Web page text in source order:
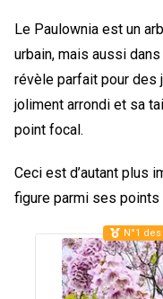
Le Paulownia est un
urbain, mais aussi
révèle parfait pour des
joliment arrondi et sa
point focal.
Ceci est d’autant plus
figure parmi ses points
N°1